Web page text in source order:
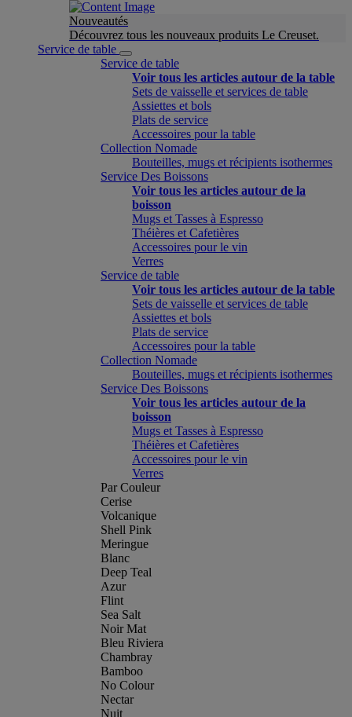
Nouveautés
Découvrez tous les nouveaux produits Le Creuset.
Service de table
Service de table
Voir tous les articles autour de la table
Sets de vaisselle et services de table
Assiettes et bols
Plats de service
Accessoires pour la table
Collection Nomade
Bouteilles, mugs et récipients isothermes
Service Des Boissons
Voir tous les articles autour de la
boisson
Mugs et Tasses à Espresso
Théières et Cafetières
Accessoires pour le vin
Verres
Service de table
Voir tous les articles autour de la table
Sets de vaisselle et services de table
Assiettes et bols
Plats de service
Accessoires pour la table
Collection Nomade
Bouteilles, mugs et récipients isothermes
Service Des Boissons
Voir tous les articles autour de la
boisson
Mugs et Tasses à Espresso
Théières et Cafetières
Accessoires pour le vin
Verres
Par Couleur
Cerise
Volcanique
Shell Pink
Meringue
Blanc
Deep Teal
Azur
Flint
Sea Salt
Noir Mat
Bleu Riviera
Chambray
Bamboo
No Colour
Nectar
Nuit